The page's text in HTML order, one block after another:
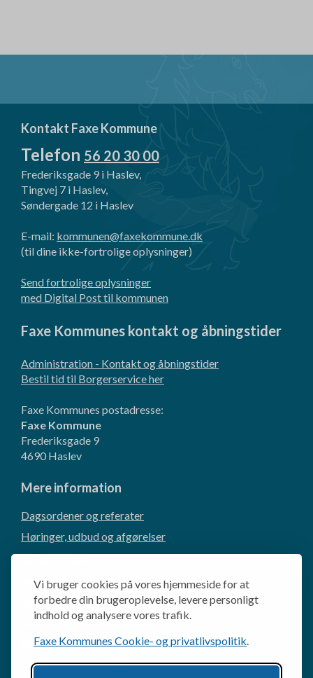
Vi bruger cookies på vores hjemmeside for at
forbedre din brugeroplevelse, levere personligt
indhold og analysere vores trafik.
Faxe Kommunes Cookie- og privatlivspolitik.
Kontakt Faxe Kommune
Telefon 56 20 30 00
Frederiksgade 9 i Haslev,
Tingvej 7 i Haslev,
Søndergade 12 i Haslev
E-mail: kommunen@faxekommune.dk
(til dine ikke-fortrolige oplysninger)
Send fortrolige oplysninger
med Digital Post til kommunen
Faxe Kommunes kontakt og åbningstider
Administration - Kontakt og åbningstider
Bestil tid til Borgerservice her
Faxe Kommunes postadresse:
Faxe Kommune
Frederiksgade 9
4690 Haslev
Mere information
Dagsordener og referater
Høringer, udbud og afgørelser
Borgerforslag
CVR og EAN-numre
Kommunikation og presse
Cookie- og privatlivspolitik
Behandling af personoplysninger
Databeskyttelsesrådgiveren